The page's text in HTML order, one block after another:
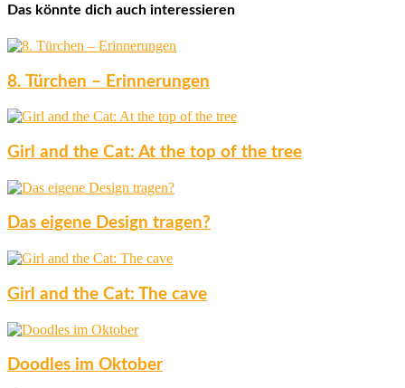
Das könnte dich auch interessieren
8. Türchen – Erinnerungen
Girl and the Cat: At the top of the tree
Das eigene Design tragen?
Girl and the Cat: The cave
Doodles im Oktober